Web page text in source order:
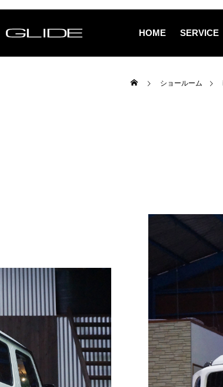
HOME SERVICE
ショールーム